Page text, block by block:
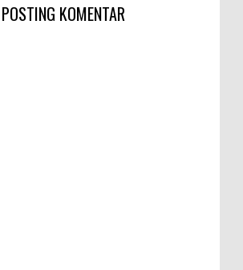
POSTING KOMENTAR